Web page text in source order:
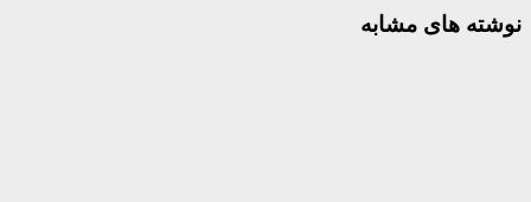
نوشته های مشابه